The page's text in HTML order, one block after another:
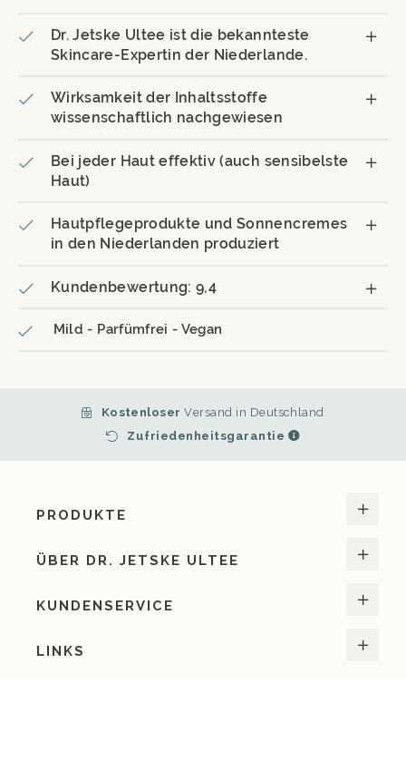
Dr. Jetske Ultee ist die bekannteste
Skincare-Expertin der Niederlande.
Wirksamkeit der Inhaltsstoffe
wissenschaftlich nachgewiesen
Bei jeder Haut effektiv (auch sensibelste
Haut)
Hautpflegeprodukte und Sonnencremes
in den Niederlanden produziert
Kundenbewertung: 9,4
Mild - Parfümfrei - Vegan
Kostenloser Versand in Deutschland
Zufriedenheitsgarantie
PRODUKTE
ÜBER DR. JETSKE ULTEE
KUNDENSERVICE
LINKS